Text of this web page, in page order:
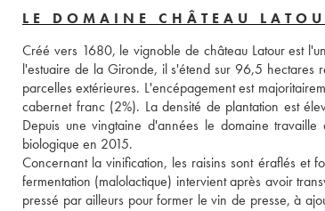
LE DOMAINE CHÂTEAU
Créé vers 1680, le vignoble de château Latour est
l'estuaire de la Gironde, il s'étend sur 96,5 hectares
parcelles extérieures. L'encépagement est
cabernet franc (2%). La densité de plantation est
Depuis une vingtaine d'années le domaine
biologique en 2015.
Concernant la vinification, les raisins sont éraflés et
fermentation (malolactique) intervient après avoir
pressé par ailleurs pour former le vin de presse, à